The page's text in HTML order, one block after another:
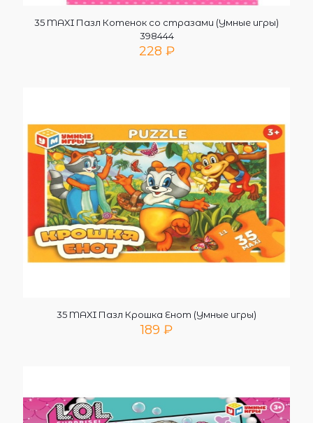
35 MAXI Пазл Котенок со стразами (Умные игры)
398444
228 ₽
35 MAXI Пазл Крошка Енот (Умные игры)
189 ₽